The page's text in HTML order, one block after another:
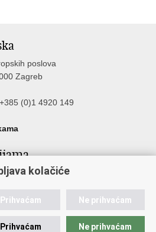
poslova
Zagreb
(0)1 4920 149
kolačiće
Prihvaćam Ne prihvaćam
Prihvaćam Ne prihvaćam